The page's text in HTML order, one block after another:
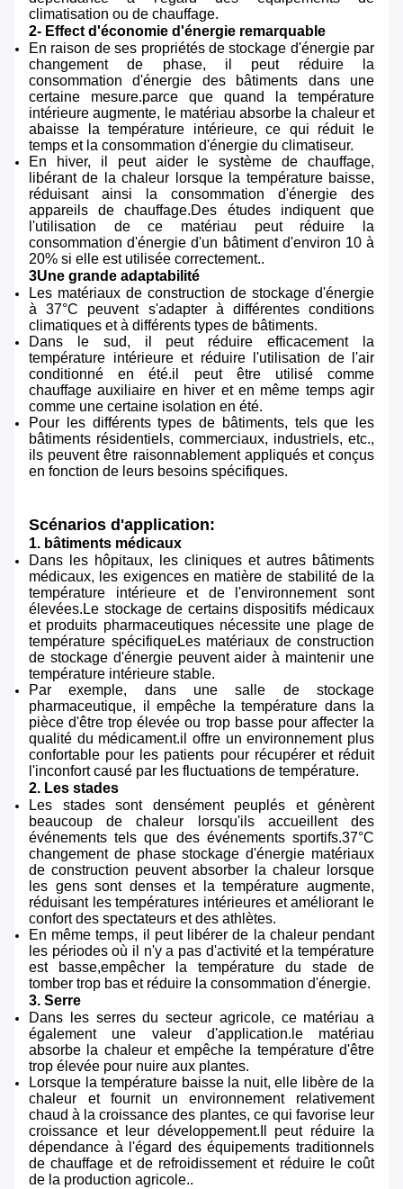
climatisation ou de chauffage.
2- Effect d'économie d'énergie remarquable
En raison de ses propriétés de stockage d'énergie par
changement de phase, il peut réduire la
consommation d'énergie des bâtiments dans une
certaine mesure.parce que quand la température
intérieure augmente, le matériau absorbe la chaleur et
abaisse la température intérieure, ce qui réduit le
temps et la consommation d'énergie du climatiseur.
En hiver, il peut aider le système de chauffage,
libérant de la chaleur lorsque la température baisse,
réduisant ainsi la consommation d'énergie des
appareils de chauffage.Des études indiquent que
l'utilisation de ce matériau peut réduire la
consommation d'énergie d'un bâtiment d'environ 10 à
20% si elle est utilisée correctement..
3Une grande adaptabilité
Les matériaux de construction de stockage d'énergie
à 37°C peuvent s'adapter à différentes conditions
climatiques et à différents types de bâtiments.
Dans le sud, il peut réduire efficacement la
température intérieure et réduire l'utilisation de l'air
conditionné en été.il peut être utilisé comme
chauffage auxiliaire en hiver et en même temps agir
comme une certaine isolation en été.
Pour les différents types de bâtiments, tels que les
bâtiments résidentiels, commerciaux, industriels, etc.,
ils peuvent être raisonnablement appliqués et conçus
en fonction de leurs besoins spécifiques.
Scénarios d'application:
1. bâtiments médicaux
Dans les hôpitaux, les cliniques et autres bâtiments
médicaux, les exigences en matière de stabilité de la
température intérieure et de l'environnement sont
élevées.Le stockage de certains dispositifs médicaux
et produits pharmaceutiques nécessite une plage de
température spécifiqueLes matériaux de construction
de stockage d'énergie peuvent aider à maintenir une
température intérieure stable.
Par exemple, dans une salle de stockage
pharmaceutique, il empêche la température dans la
pièce d'être trop élevée ou trop basse pour affecter la
qualité du médicament.il offre un environnement plus
confortable pour les patients pour récupérer et réduit
l'inconfort causé par les fluctuations de température.
2. Les stades
Les stades sont densément peuplés et génèrent
beaucoup de chaleur lorsqu'ils accueillent des
événements tels que des événements sportifs.37°C
changement de phase stockage d'énergie matériaux
de construction peuvent absorber la chaleur lorsque
les gens sont denses et la température augmente,
réduisant les températures intérieures et améliorant le
confort des spectateurs et des athlètes.
En même temps, il peut libérer de la chaleur pendant
les périodes où il n'y a pas d'activité et la température
est basse,empêcher la température du stade de
tomber trop bas et réduire la consommation d'énergie.
3. Serre
Dans les serres du secteur agricole, ce matériau a
également une valeur d'application.le matériau
absorbe la chaleur et empêche la température d'être
trop élevée pour nuire aux plantes.
Lorsque la température baisse la nuit, elle libère de la
chaleur et fournit un environnement relativement
chaud à la croissance des plantes, ce qui favorise leur
croissance et leur développement.Il peut réduire la
dépendance à l'égard des équipements traditionnels
de chauffage et de refroidissement et réduire le coût
de la production agricole..